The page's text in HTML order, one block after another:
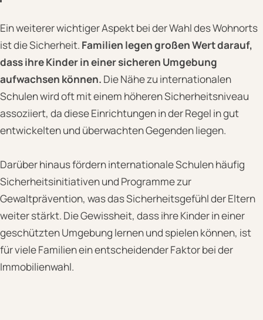
Ein weiterer wichtiger Aspekt bei der Wahl des Wohnorts
ist die Sicherheit. Familien legen großen Wert darauf,
dass ihre Kinder in einer sicheren Umgebung
aufwachsen können. Die Nähe zu internationalen
Schulen wird oft mit einem höheren Sicherheitsniveau
assoziiert, da diese Einrichtungen in der Regel in gut
entwickelten und überwachten Gegenden liegen.
Darüber hinaus fördern internationale Schulen häufig
Sicherheitsinitiativen und Programme zur
Gewaltprävention, was das Sicherheitsgefühl der Eltern
weiter stärkt. Die Gewissheit, dass ihre Kinder in einer
geschützten Umgebung lernen und spielen können, ist
für viele Familien ein entscheidender Faktor bei der
Immobilienwahl.